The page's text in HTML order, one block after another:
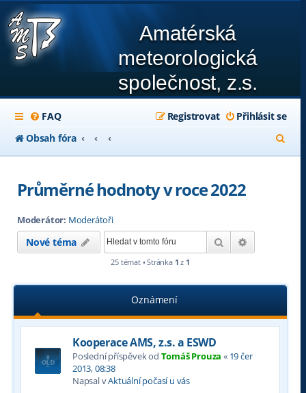
Amatérská
meteorologická
společnost, z.s.
FAQ Přihlásit se
Registrovat
Obsah fóra
l
Průměrné hodnoty v roce 2022
Moderátor: Moderátoři
Nové téma Hledat
25 témat • Stránka 1 z 1
Oznámení
Kooperace AMS, z.s. a ESWD
Poslední příspěvek od Tomáš Prouza « 19 čer
2013, 08:38
Napsal vAktuální počasí u vás